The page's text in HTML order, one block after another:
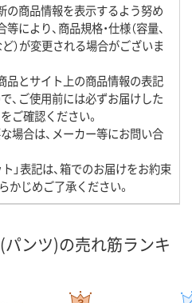
の商品情報を表示するよう努め
により、商品規格・仕様（容量、
）が変更される場合がございま
品とサイト上の商品情報の表記
、ご使用前には必ずお届けした
ご確認ください。
場合は、メーカー等にお問い合
」表記は、箱でのお届けをお約束
かじめご了承ください。
ンツ)の売れ筋ランキ